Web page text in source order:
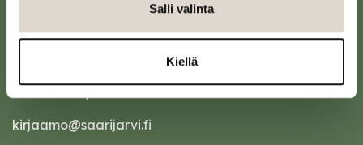
Salli valinta
Kiellä
kirjaamo@saarijarvi.fi